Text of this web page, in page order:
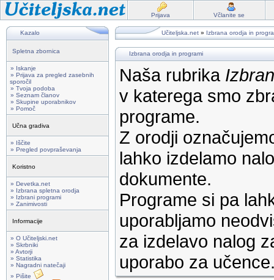
Prijava Včlanite se
Kazalo
Spletna zbornica
» Iskanje
» Prijava za pregled zasebnih
sporočil
» Tvoja podoba
» Seznam članov
» Skupine uporabnikov
» Pomoč
Učna gradiva
» Iščite
» Pregled povpraševanja
Koristno
» Devetka.net
» Izbrana spletna orodja
» Izbrani programi
» Zanimivosti
Informacije
» O Učiteljski.net
» Skrbniki
» Avtorji
» Statistika
» Nagradni natečaji
» Pišite
Učiteljska.net » Izbrana orodja in
Izbrana orodja in programi
Naša rubrika
v katerega smo
programe.
Z orodji
lahko izdelamo
dokumente.
Programe si pa
uporabljamo
za izdelavo nalog
uporabo za